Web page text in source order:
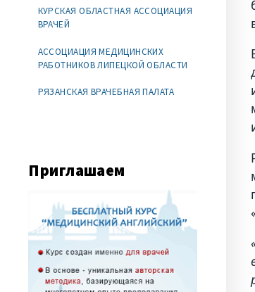
КУРСКАЯ ОБЛАСТНАЯ АССОЦИАЦИЯ
ВРАЧЕЙ
АССОЦИАЦИЯ МЕДИЦИНСКИХ
РАБОТНИКОВ ЛИПЕЦКОЙ ОБЛАСТИ
РЯЗАНСКАЯ ВРАЧЕБНАЯ ПАЛАТА
Приглашаем